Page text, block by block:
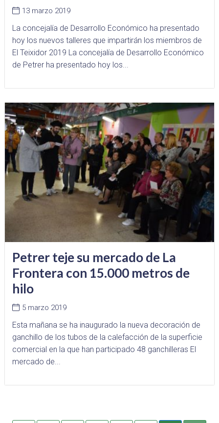
13 marzo 2019
La concejalía de Desarrollo Económico ha presentado
hoy los nuevos talleres que impartirán los miembros de
El Teixidor 2019 La concejalía de Desarrollo Económico
de Petrer ha presentado hoy los...
Petrer teje su mercado de La
Frontera con 15.000 metros de
hilo
5 marzo 2019
Esta mañana se ha inaugurado la nueva decoración de
ganchillo de los tubos de la calefacción de la superficie
comercial en la que han participado 48 ganchilleras El
mercado de...